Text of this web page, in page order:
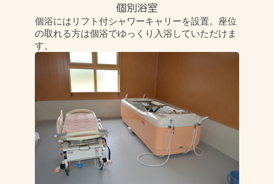
個別浴室
個浴にはリフト付シャワーキャリーを設置。座位
の取れる方は個浴でゆっくり入浴していただけま
す。